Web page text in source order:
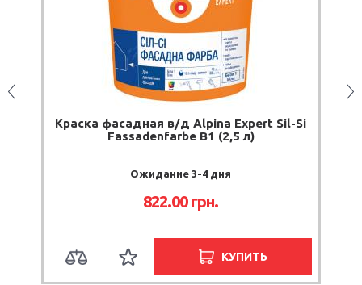
Краска фасадная в/д Alpina Expert Sil-Si
Fassadenfarbe B1 (2,5 л)
Ожидание 3-4 дня
822.00грн.
КУПИТЬ